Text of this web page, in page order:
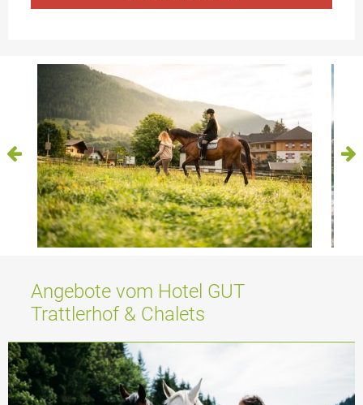
Angebote vom Hotel GUT
Trattlerhof & Chalets